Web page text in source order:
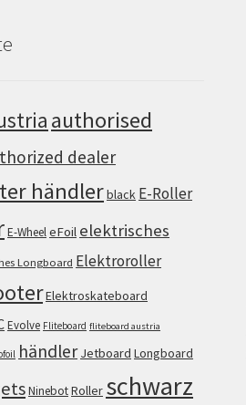
authorised
dealer
händlerblack E-Roller
E-WheeleFoil elektrisches
Longboard Elektroroller
Elektroskateboard
Evolve Fliteboard fliteboard austria
händler Jetboard Longboard
NinebotRoller schwarz